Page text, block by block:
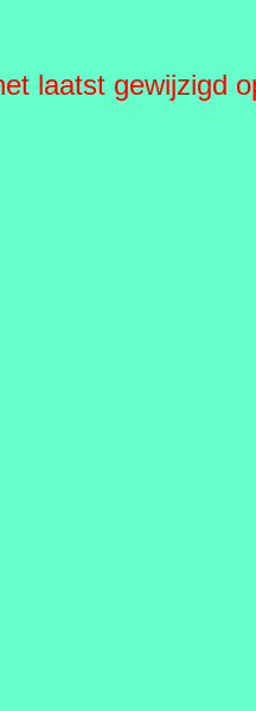
laatst gewijzigd